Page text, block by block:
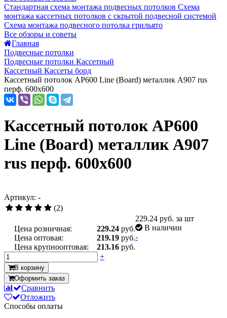
Стандартная схема монтажа подвесных потолков Схема
монтажа кассетных потолков с скрытой подвесной системой
Схема монтажа подвесного потолка грильято
Все обзоры и советы
Главная
Подвесные потолки
Подвесные потолки Кассетный
Кассетный Кассеты борд
Кассетный потолок AP600 Line (Board) металлик А907 rus
перф. 600x600
Кассетный потолок AP600
Line (Board) металлик А907
rus перф. 600x600
Артикул: -
(2)
Цена розничная: 229.24 руб.
Цена оптовая:
219.19 руб.
Цена крупнооптовая:
213.16 руб.
229.24 руб. за шт
В наличии
-
+
В корзину
Оформить заказ
Сравнить
Отложить
Способы оплаты